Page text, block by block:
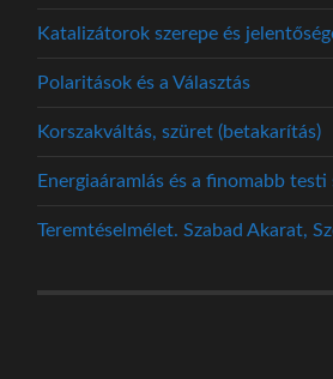
Katalizátorok szerepe és
Polaritások és a Választás
Korszakváltás, szüret (betakarítás)
Energiaáramlás és a finomabb
Teremtéselmélet. Szabad Akarat,